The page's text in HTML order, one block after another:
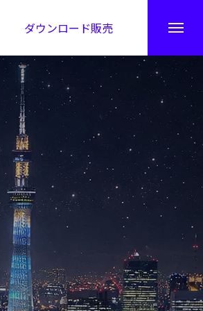
ダウンロード販売
公開！吉凶カレンダー